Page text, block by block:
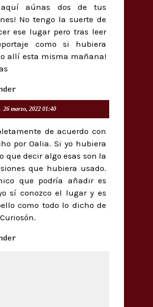
aúnas dos de tus
No tengo la suerte de
ese lugar pero tras leer
como si hubiera
allí esta misma mañana!
26 marzo, 2022 01:40
de acuerdo con
por Oalia. Si yo hubiera
que decir algo esas son la
que hubiera usado.
que podría añadir es
sí conozco el lugar y es
como todo lo dicho de